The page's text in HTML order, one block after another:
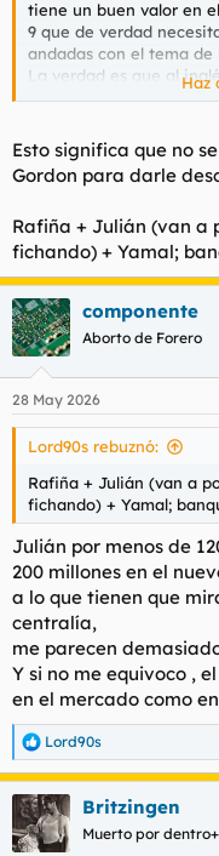
tiene un buen valor en
9 que de verdad
andadas con el tema de
La verdad es que al
más allá de los partidos
Champions muy buenos.
Haz
Esto significa que no
Gordon para darle
Rafiña + Julián (van a
fichando) + Yamal;
componente
Aborto de Forero
28 May 2026
Lord90s rebuznó:
Rafiña + Julián (van a
fichando) + Yamal;
Julián por menos de
200 millones en el
a lo que tienen que
centralía,
me parecen
Y si no me equivoco ,
en el mercado como
R
e
a
c
c
i
Lord90s
Britzingen
Muerto por dentro+